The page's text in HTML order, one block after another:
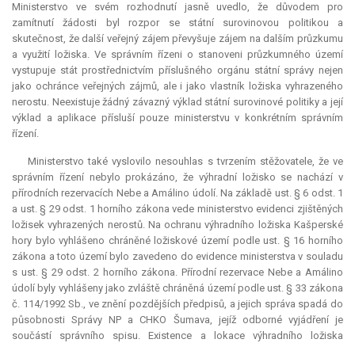
Ministerstvo ve svém rozhodnutí jasně uvedlo, že důvodem pro
zamítnutí žádosti byl rozpor se státní surovinovou politikou a
skutečnost, že další veřejný zájem převyšuje zájem na dalším průzkumu
a využití ložiska. Ve správním řízeni o stanoveni průzkumného území
vystupuje stát prostřednictvím příslušného orgánu státní správy nejen
jako ochránce veřejných zájmů, ale i jako vlastník ložiska vyhrazeného
nerostu. Neexistuje žádný závazný výklad státní surovinové politiky a její
výklad a aplikace přísluší pouze ministerstvu v konkrétním správním
řízení.
Ministerstvo také vyslovilo nesouhlas s tvrzením stěžovatele, že ve
správním řízení nebylo prokázáno, že výhradní ložisko se nachází v
přírodních rezervacích Nebe a Amálino údolí. Na základě ust. § 6 odst. 1
a ust. § 29 odst. 1 horního zákona vede ministerstvo evidenci zjištěných
ložisek vyhrazených nerostů. Na ochranu výhradního ložiska Kašperské
hory bylo vyhlášeno chráněné ložiskové území podle ust. § 16 horního
zákona a toto území bylo zavedeno do evidence ministerstva v souladu
s ust. § 29 odst. 2 horního zákona. Přírodní rezervace Nebe a Amálino
údolí byly vyhlášeny jako zvláště chráněná území podle ust. § 33 zákona
č. 114/1992 Sb., ve znění pozdějších předpisů, a jejich správa spadá do
působnosti Správy NP a CHKO Šumava, jejíž odborné vyjádření je
součástí správního spisu. Existence a lokace výhradního ložiska